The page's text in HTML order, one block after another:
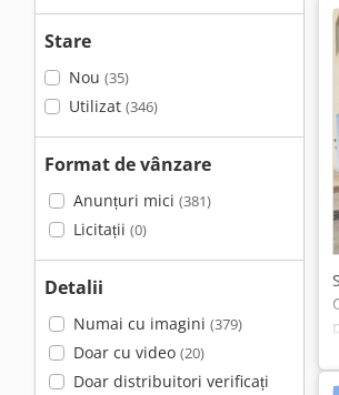
Stare
Nou (35)
Utilizat (346)
Format de vânzare
Anunțuri mici (381)
Licitații (0)
Detalii
Numai cu imagini (379)
Doar cu video (20)
Doar distribuitori verificați